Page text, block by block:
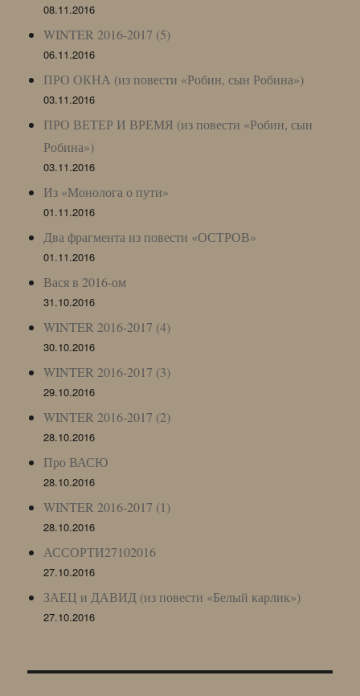
08.11.2016
WINTER 2016-2017 (5)
06.11.2016
ПРО ОКНА (из повести «Робин, сын Робина»)
03.11.2016
ПРО ВЕТЕР И ВРЕМЯ (из повести «Робин, сын
Робина»)
03.11.2016
Из «Монолога о пути»
01.11.2016
Два фрагмента из повести «ОСТРОВ»
01.11.2016
Вася в 2016-ом
31.10.2016
WINTER 2016-2017 (4)
30.10.2016
WINTER 2016-2017 (3)
29.10.2016
WINTER 2016-2017 (2)
28.10.2016
Про ВАСЮ
28.10.2016
WINTER 2016-2017 (1)
28.10.2016
АССОРТИ27102016
27.10.2016
ЗАЕЦ и ДАВИД (из повести «Белый карлик»)
27.10.2016